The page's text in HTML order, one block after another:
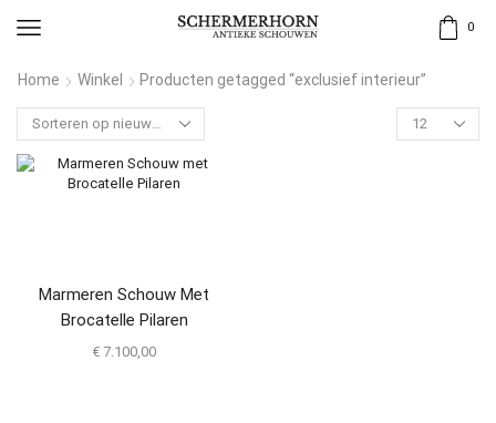
0
Home Winkel Producten getagged “exclusief interieur”
Marmeren Schouw Met
Brocatelle Pilaren
€ 7.100,00